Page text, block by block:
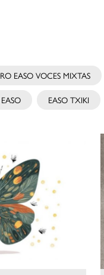
EASO VOCES MIXTAS
EASO TXIKI